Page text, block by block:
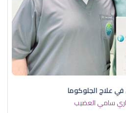
في علاج الجلوكوما
سامي العضيب